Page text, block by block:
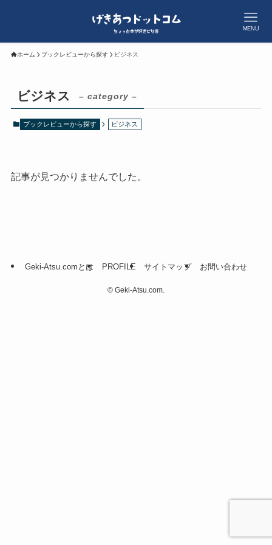
MENU
ホーム ブックレビューから探す ビジネス
ビジネス – category –
ブックレビューから探す ビジネス
記事が見つかりませんでした。
Geki-Atsu.comとは PROFILE サイトマップ お問い合わせ
© Geki-Atsu.com.